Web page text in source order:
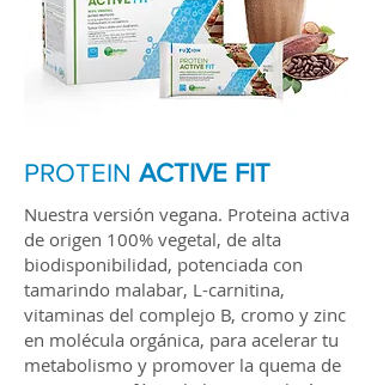
PROTEIN ACTIVE FIT
Nuestra versión vegana. Proteina activa
de origen 100% vegetal, de alta
biodisponibilidad, potenciada con
tamarindo malabar, L-carnitina,
vitaminas del complejo B, cromo y zinc
en molécula orgánica, para acelerar tu
metabolismo y promover la quema de